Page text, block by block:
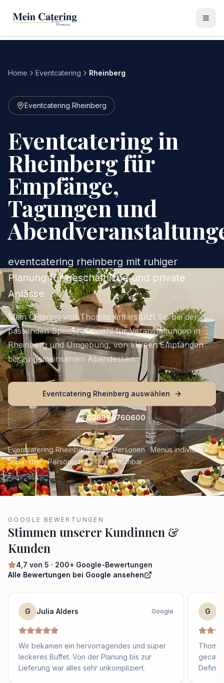
Home Eventcatering Rheinberg
Eventcatering Rheinberg
Eventcatering in
Rheinberg für
Empfänge,
Tagungen und
eventcatering rheinberg mit ruhiger
Planung für geschäftliche und private
Anlässe
Mein Catering von Thomas unterstützt Sie bei der
passenden Speisenauswahl für Veranstaltungen in
Rheinberg und Umgebung, von kleinen Empfängen
bis zu gemeinsamen Abendessen.
Eventcatering Rheinberg auswählen
02831 9760600
Eventcatering Rheinberg ab 20 Personen · Menüs individuell
anpassbar · Persönlich für Sie erreichbar
GOOGLE BEWERTUNGEN
Stimmen unserer Kundinnen &
Kunden
4,7 von 5 · 200+ Google-Bewertungen
Alle Bewertungen bei Google ansehen
G Julia Alders Google
Wir bekamen ein hervorragendes und super
leckeres Buffet. Von der Planung bis zur
Lieferung war alles sehr unkompliziert.
G